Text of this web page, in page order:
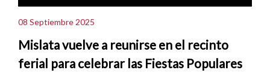
08 Septiembre 2025
Mislata vuelve a reunirse en el recinto
ferial para celebrar las Fiestas Populares